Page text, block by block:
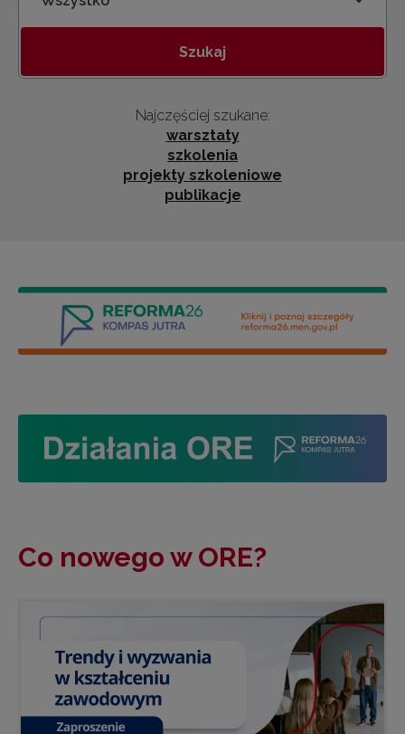
Kategoria
Szukaj
Najczęściej szukane:
warsztaty
szkolenia
projekty szkoleniowe
publikacje
Co nowego w ORE?